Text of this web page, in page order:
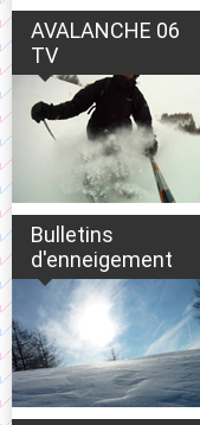
AVALANCHE 06
TV
Bulletins
d'enneigement